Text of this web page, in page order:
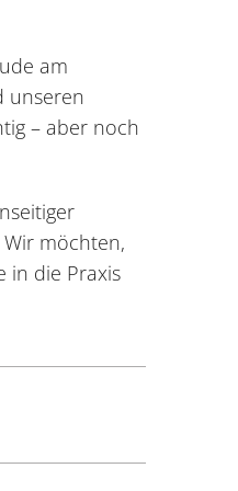
am
unseren
– aber noch
möchten,
in die Praxis